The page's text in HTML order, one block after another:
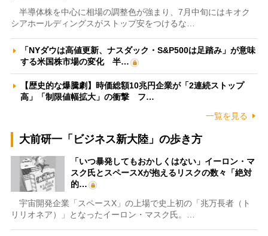
半導体株を中心に相場の調整色が強まり、7月中旬にはキオク
シアホールディングスがストップ安をつけるな…
「NYダウは高値更新、ナスダック・S&P500は足踏み」が意味
する米国株市場の変化 半…
【歴史的な爆騰劇】時価総額10兆円企業が「2連続ストップ
高」「制限値幅拡大」の衝撃 フ…
一覧を見る
大前研一「ビジネス新大陸」の歩き方
「いつ暴発してもおかしくはない」イーロン・マ
スク氏とスペースXが抱えるリスクの数々「絶対
的…
宇宙開発企業「スペースX」の上場で史上初の「兆万長者（ト
リリオネア）」となったイーロン・マスク氏。…